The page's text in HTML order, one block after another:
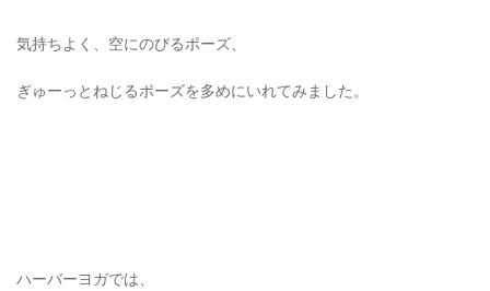
気持ちよく、空にのびるポーズ、
ぎゅーっとねじるポーズを多めにいれてみました。
ハーバーヨガでは、